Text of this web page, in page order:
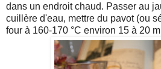
dans un endroit chaud. Passer au
cuillère d'eau, mettre du pavot (ou
four à 160-170 °C environ 15 à 20